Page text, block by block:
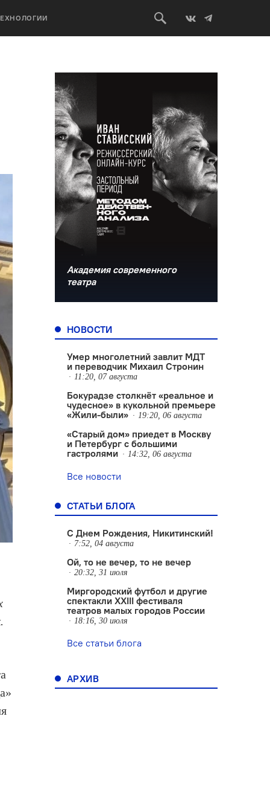
Академия современного
театра
НОВОСТИ
Умер многолетний завлит МДТ
и переводчик Михаил Стронин
11:20, 07 августа
Бокурадзе столкнëт «реальное и
чудесное» в кукольной премьере
«Жили-были»
19:20, 06 августа
«Старый дом» приедет в Москву
и Петербург с большими
гастролями
14:32, 06 августа
Все новости
СТАТЬИ БЛОГА
С Днем Рождения, Никитинский!
7:52, 04 августа
Ой, то не вечер, то не вечер
20:32, 31 июля
Миргородский футбол и другие
спектакли XXIII фестиваля
театров малых городов России
18:16, 30 июля
Все статьи блога
АРХИВ